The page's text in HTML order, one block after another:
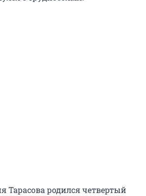
Тарасова родился четвертый